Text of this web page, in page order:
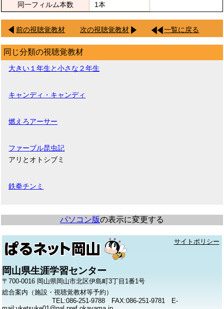
同一フィルム本数
1本
前の視聴覚教材 次の視聴覚教材 一覧に戻る
同じ分類の視聴覚教材
大きい１年生と小さな２年生
キャンディ・キャンディ
燃えろアーサー
ファーブル昆虫記
アリとオトシブミ
鉄拳チンミ
パソコン版の表示に変更する
サイトポリシー
岡山県生涯学習センター
〒700-0016 岡山県岡山市北区伊島町3丁目1番1号
総合案内（施設・視聴覚教材等予約）
TEL:086-251-9788 FAX:086-251-9781 E-